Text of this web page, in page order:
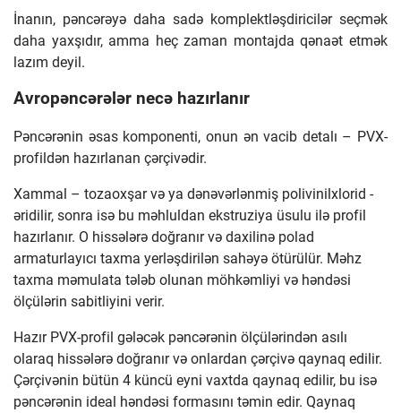
İnanın, pəncərəyə daha sadə komplektləşdiricilər seçmək
daha yaxşıdır, amma heç zaman montajda qənaət etmək
lazım deyil.
Avropəncərələr necə hazırlanır
Pəncərənin əsas komponenti, onun ən vacib detalı – PVX-
profildən hazırlanan çərçivədir.
Xammal – tozaoxşar və ya dənəvərlənmiş polivinilxlorid -
əridilir, sonra isə bu məhluldan ekstruziya üsulu ilə profil
hazırlanır. O hissələrə doğranır və daxilinə polad
armaturlayıcı taxma yerləşdirilən sahəyə ötürülür. Məhz
taxma məmulata tələb olunan möhkəmliyi və həndəsi
ölçülərin sabitliyini verir.
Hazır PVX-profil gələcək pəncərənin ölçülərindən asılı
olaraq hissələrə doğranır və onlardan çərçivə qaynaq edilir.
Çərçivənin bütün 4 küncü eyni vaxtda qaynaq edilir, bu isə
pəncərənin ideal həndəsi formasını təmin edir. Qaynaq